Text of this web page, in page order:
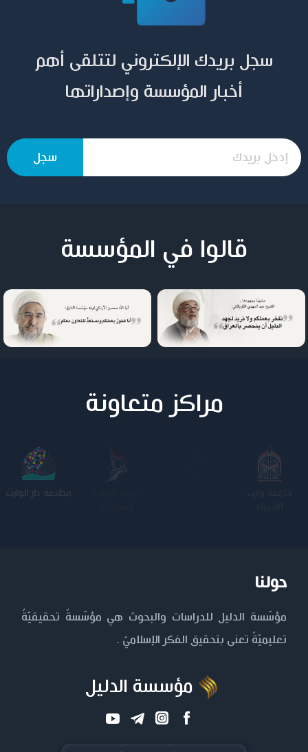
سجل بريدك الإلكتروني لتتلقى أهم
أخبار المؤسسة وإصداراتها
قالوا في المؤسسة
مراكز متعاونة
مطبعة دار الوارث
حولنا
مؤسّسة الدليل للدراسات والبحوث هي مؤسّسةٌ تحقيقيّةٌ
تعليميّةٌ تعنى بتحقيق الفكر الإسلاميّ .
مؤسسة الدليل